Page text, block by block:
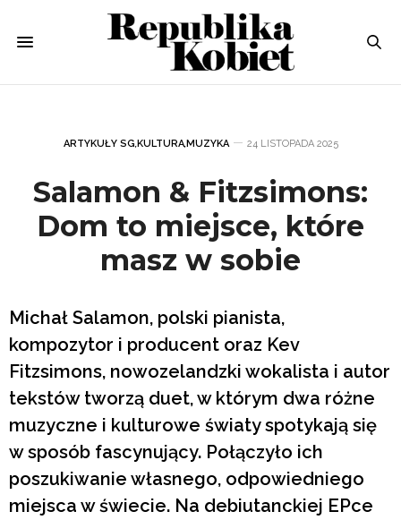
ARTYKUŁY SG,KULTURA,MUZYKA 24 LISTOPADA 2025
Salamon & Fitzsimons:
Dom to miejsce, które
masz w sobie
Michał Salamon, polski pianista,
kompozytor i producent oraz Kev
Fitzsimons, nowozelandzki wokalista i autor
tekstów tworzą duet, w którym dwa różne
muzyczne i kulturowe światy spotykają się
w sposób fascynujący. Połączyło ich
poszukiwanie własnego, odpowiedniego
miejsca w świecie. Na debiutanckiej EPce